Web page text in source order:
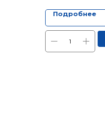
Подробнее